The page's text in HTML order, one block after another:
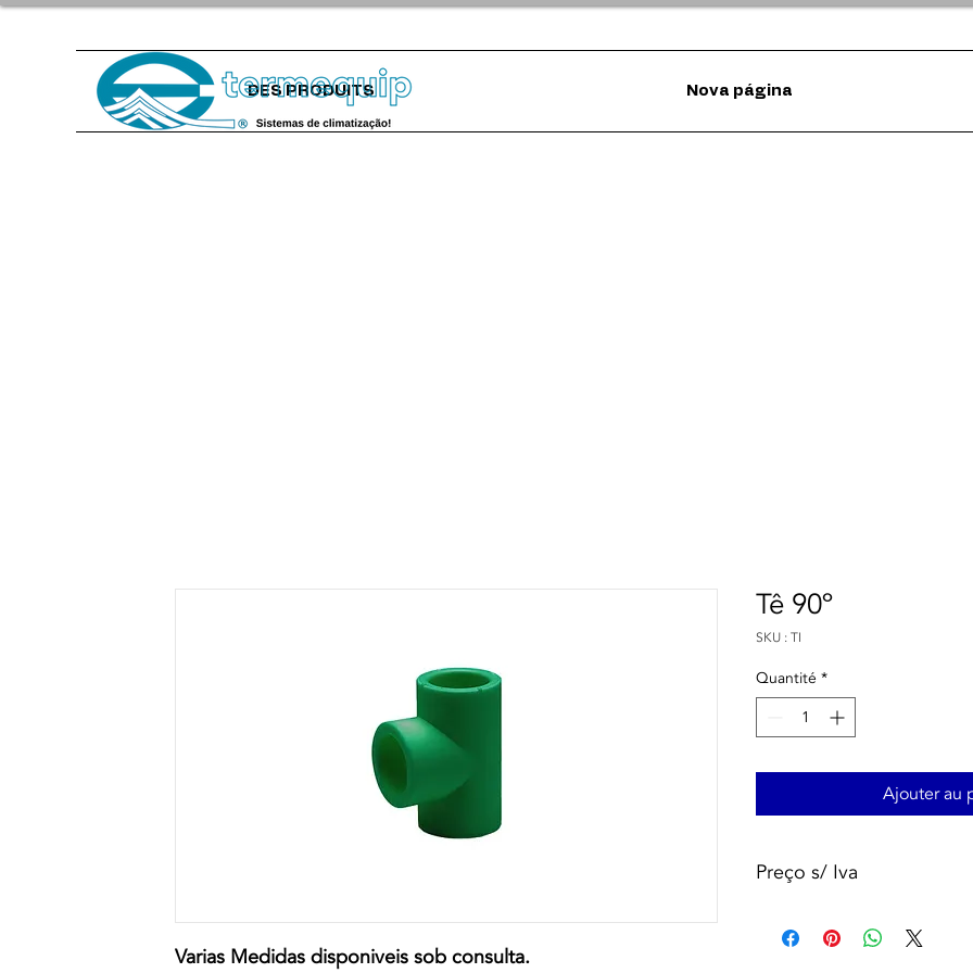
DES PRODUITS Nova página
Varias Medidas disponiveis sob consulta.
Tê 90º
SKU : TI
Quantité *
Ajouter au
Preço s/ Iva